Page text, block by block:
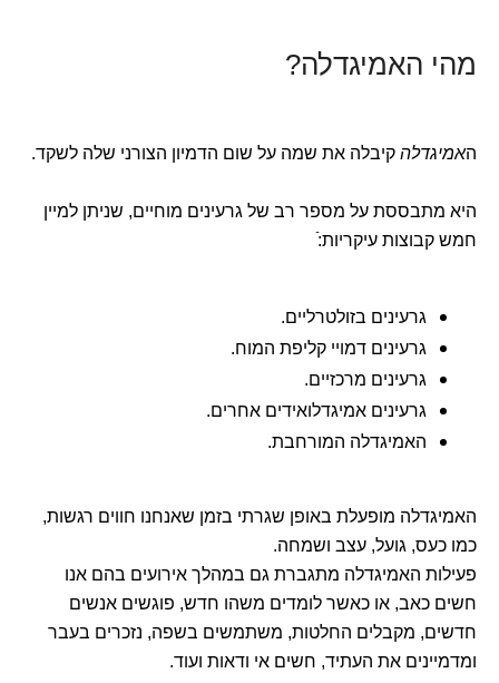
מהי האמיגדלה?
האמיגדלה קיבלה את שמה על שום הדמיון הצורני שלה לשקד.
היא מתבססת על מספר רב של גרעינים מוחיים, שניתן למיין
חמש קבוצות עיקריות:ֿ
גרעינים בזולטרליים.
גרעינים דמויי קליפת המוח.
גרעינים מרכזיים.
גרעינים אמיגדלואידים אחרים.
האמיגדלה המורחבת.
האמיגדלה מופעלת באופן שגרתי בזמן שאנחנו חווים רגשות,
כמו כעס, גועל, עצב ושמחה.
פעילות האמיגדלה מתגברת גם במהלך אירועים בהם אנו
חשים כאב, או כאשר לומדים משהו חדש, פוגשים אנשים
חדשים, מקבלים החלטות, משתמשים בשפה, נזכרים בעבר
ומדמיינים את העתיד, חשים אי ודאות ועוד.